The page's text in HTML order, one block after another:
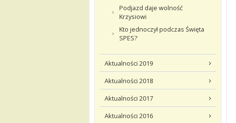
Podjazd daje wolność
Krzysiowi
Kto jednoczył podczas Święta
SPES?
Aktualności 2019
Aktualności 2018
Aktualności 2017
Aktualności 2016